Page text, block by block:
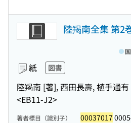
陸羯南全集 第2
紙 図書
陸羯南 [著], 西田長壽, 植手通有
<EB11-J2>
著者標目（識別子） 00037017